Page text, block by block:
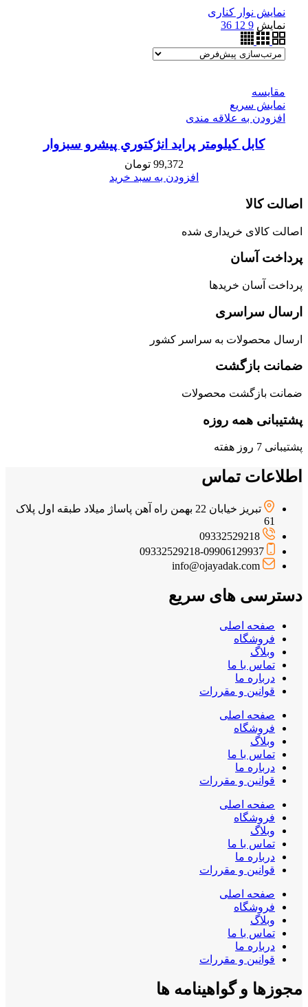
نمایش نوار کناری
نمایش 9
12
36
مقايسه
نمایش سریع
افزودن به علاقه مندی
كابل كيلومتر پرايد انژكتوري پیشرو سبزوار
99,372 تومان
افزودن به سبد خرید
اصالت کالا
اصالت کالای خریداری شده
پرداخت آسان
پرداخت آسان خریدها
ارسال سراسری
ارسال محصولات به سراسر کشور
ضمانت بازگشت
ضمانت بازگشت محصولات
پشتیبانی همه روزه
پشتیبانی 7 روز هفته
اطلاعات تماس
تبریز خیابان 22 بهمن راه آهن پاساژ میلاد طبقه اول پلاک
61
09332529218
09332529218-09906129937
info@ojayadak.com
دسترسی های سریع
صفحه اصلی
فروشگاه
وبلاگ
تماس با ما
درباره ما
قوانین و مقررات
صفحه اصلی
فروشگاه
وبلاگ
تماس با ما
درباره ما
قوانین و مقررات
صفحه اصلی
فروشگاه
وبلاگ
تماس با ما
درباره ما
قوانین و مقررات
صفحه اصلی
فروشگاه
وبلاگ
تماس با ما
درباره ما
قوانین و مقررات
مجوزها و گواهینامه ها